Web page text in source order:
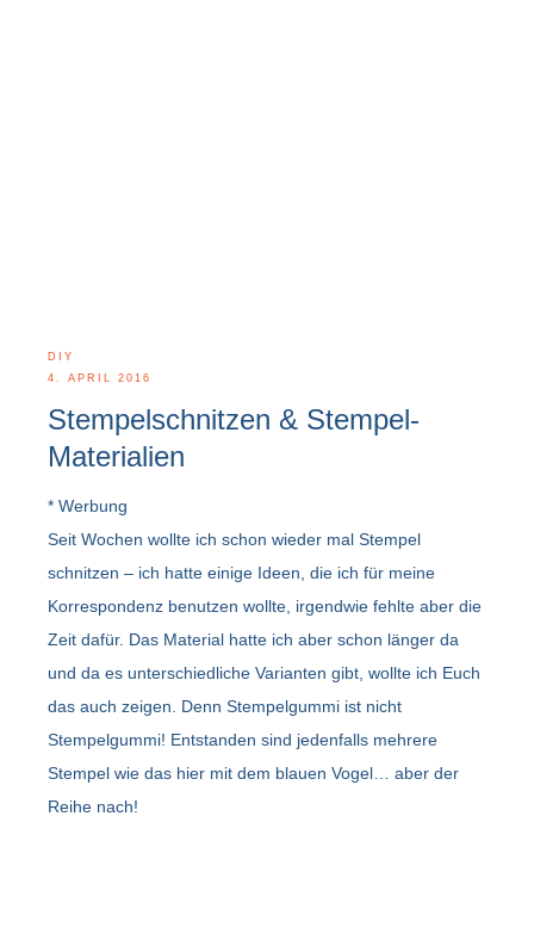
DIY
4. APRIL 2016
Stempelschnitzen & Stempel-
Materialien
* Werbung
Seit Wochen wollte ich schon wieder mal Stempel
schnitzen – ich hatte einige Ideen, die ich für meine
Korrespondenz benutzen wollte, irgendwie fehlte aber die
Zeit dafür. Das Material hatte ich aber schon länger da
und da es unterschiedliche Varianten gibt, wollte ich Euch
das auch zeigen. Denn Stempelgummi ist nicht
Stempelgummi! Entstanden sind jedenfalls mehrere
Stempel wie das hier mit dem blauen Vogel… aber der
Reihe nach!